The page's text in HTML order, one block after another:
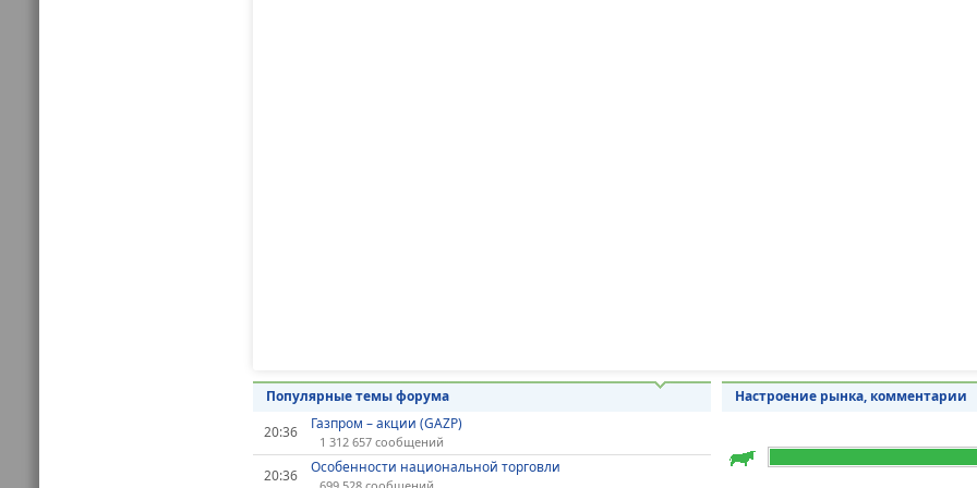
Популярные темы форума
20:36
Газпром – акции (GAZP)
1 312 657 сообщений
20:36 Особенности национальной торговли
Настроение рынка, комментарии